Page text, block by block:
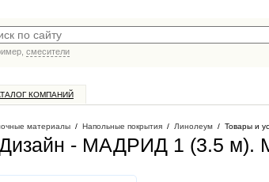
смесители
КОМПАНИЙ
материалы / Напольные покрытия / Линолеум / Товары и
- МАДРИД 1 (3.5 м).